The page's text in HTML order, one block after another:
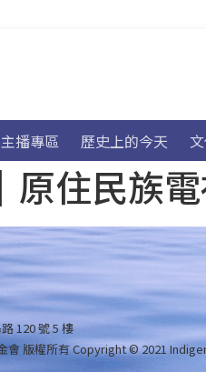
主播專區 歷史上的今天
原住民族
120 號 5 樓
會 版權所有Copyright © 2021